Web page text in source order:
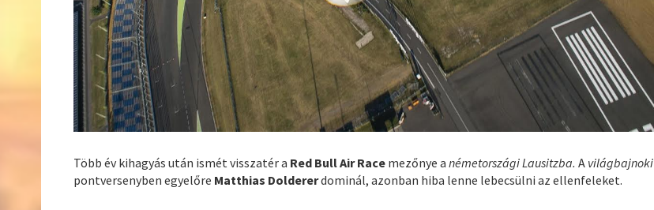
Több év kihagyás után ismét visszatér a Red Bull Air Race mezőnye anémetországi Lausitzba. A világbajnoki
pontversenyben egyelőre Matthias Doldererdominál, azonban hiba lenne lebecsülni az ellenfeleket.